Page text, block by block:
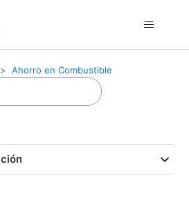
Ahorro en Combustible